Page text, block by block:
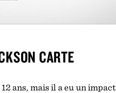
CARTE
ans, mais il a eu un impact